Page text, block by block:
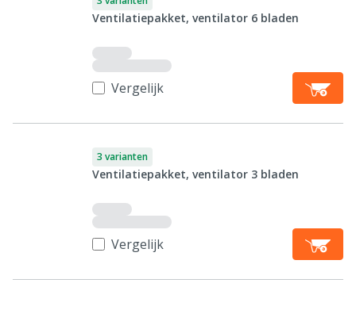
Ventilatiepakket, ventilator 6 bladen
Vergelijk
3 varianten
Ventilatiepakket, ventilator 3 bladen
Vergelijk